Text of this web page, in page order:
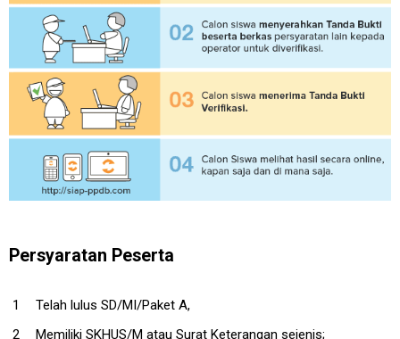
Persyaratan Peserta
Telah lulus SD/MI/Paket A,
Memiliki SKHUS/M atau Surat Keterangan sejenis;